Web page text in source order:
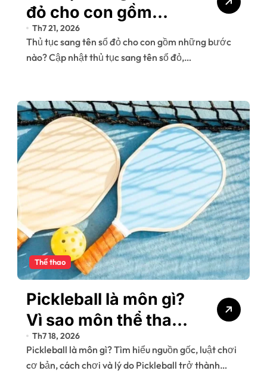
đỏ cho con gồm
những gì? Hướng
dẫn chi tiết mới nhất
Th7 21, 2026
Thủ tục sang tên sổ đỏ cho con gồm những bước
nào? Cập nhật thủ tục sang tên sổ đỏ,…
Thể thao
Pickleball là môn gì?
Vì sao môn thể thao
này đang “gây sốt”?
Th7 18, 2026
Pickleball là môn gì? Tìm hiểu nguồn gốc, luật chơi
cơ bản, cách chơi và lý do Pickleball trở thành…